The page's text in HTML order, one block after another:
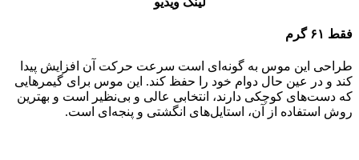
فقط ۶۱ گرم
طراحی این موس به گونه‌ای است سرعت حرکت آن افزایش پیدا
کند و در عین حال دوام خود را حفظ کند. این موس برای گیمرهایی
که دست‌های کوچکی دارند،‌ انتخابی عالی و بی‌نظیر است و بهترین
روش استفاده از آن، استایل‌های انگشتی و پنجه‌ای است.